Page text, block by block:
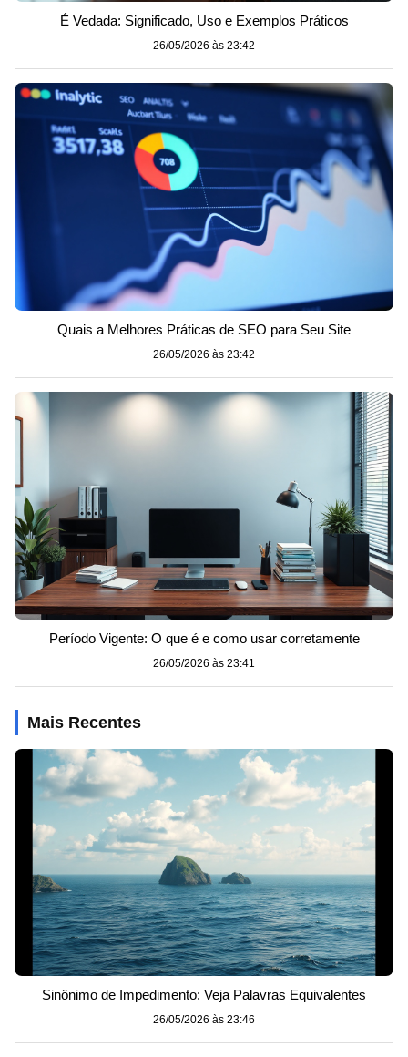
É Vedada: Significado, Uso e Exemplos Práticos
26/05/2026 às 23:42
Quais a Melhores Práticas de SEO para Seu Site
26/05/2026 às 23:42
Período Vigente: O que é e como usar corretamente
26/05/2026 às 23:41
Mais Recentes
Sinônimo de Impedimento: Veja Palavras Equivalentes
26/05/2026 às 23:46